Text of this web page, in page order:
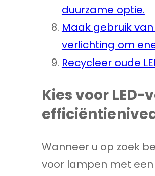
duurzame optie.
Maak gebruik
verlichting om
Recycleer oude
Kies voor
Wanneer u op zoek
voor lampen met